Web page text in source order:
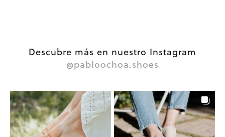
Descubre más en nuestro Instagram
@pabloochoa.shoes